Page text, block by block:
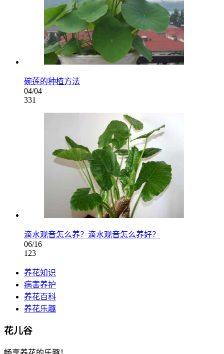
碗莲的种植方法
04/04
331
滴水观音怎么养？滴水观音怎么养好？
06/16
123
养花知识
病害养护
养花百科
养花乐趣
花儿谷